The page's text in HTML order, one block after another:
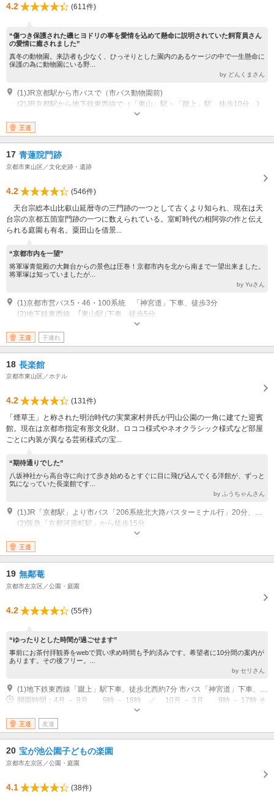
4.2 (611件)
“傷つき保護された磯ヒヨドリの事を愛情を込めて懸命に説明されていた飼育員さん
の愛情に癒されました”
真冬の動物園。来訪者も少なく、ひっそりとした園内のあるケージの中で一生懸命に
保護の為に動物園にいる野...
by どんくまさん
(1)JR京都駅から市バスで（市バス動物園前)
(2)JR京都駅から地下鉄東西線で（「東山」駅・「蹴上」駅 徒歩10分．)
公開：9:00～17:00 (12月1日～2月末日16:30) 入園は30分前まで． 休業：月
12月28日～1月3日 月曜日が祝日の場合は翌日休業．
王道
17 青蓮院門跡
京都市東山区／文化史跡・遺跡
4.2
(546件)
天台宗総本山比叡山延暦寺の三門跡の一つとして古くより知られ、現在は天
台宗の京都五箇室門跡の一つに数えられている。室町時代の相阿弥の作と伝え
られる庭園も有名。粟田山を借景...
“京都市内を一望”
将軍塚青龍殿の大舞台からの景色は圧巻！京都市内を北から南まで一望出来ました。
将軍塚は知っていましたが...
by Yuさん
(1)京都市営バス5・46・100系統 「神宮道」下車、徒歩3分
(2)地下鉄東西線 ｢東山駅｣下車、徒歩5分
拝観時間：9：00～17：00（16：30受付終了） その他：春・秋に夜間ラ
イトアップを開催しています。
王道 子連れ
18 長楽館
京都市東山区／ホテル
4.2
(131件)
「煙草王」と称された明治時代の実業家村井氏が円山公園の一角に建てた迎賓
館。現在は京都市指定有形文化財。ロココ様式やネオクラシック様式など部屋
ごとに内装が異なる芸術様式の宝...
“期待通りでした”
八坂神社から高台寺に向けて歩き始めるとすぐに目に飛び込んでくる洋館が、ずっと
気になっていた長楽館です...
by ふうちゃんさん
(1)JR「京都駅」より市バス「206系統北大路バスターミナル行」20分、「祇園」より徒歩5分
(2)阪急「京都河原町駅」から徒歩15分
営業時間：カフェ 11:00～18:30（18:00.LO）、レストラン 11:30～
14:00(最終入店時間) / 17:30～19:30(最終入店時間) 休業日：カフェ：月1回
不定休 レストラン：火曜・月1回不定休
王道
19 無鄰菴
京都市左京区／公園・庭園
4.2 (55件)
“ゆったりとした時間が過ごせます”
事前にお茶付拝観券をwebで買い求め時間も予約済みです。希望者に10分間の案内が
あります。その後フリー。...
by セリさん
(1)地下鉄東西線「蹴上」駅下車、徒歩北西約7分 市バス「神宮道」下車、北東徒歩約10分
開園時間：4月 － 9月 9時 － 18時 ／ 10月 － 3月 9時 － 17時 そ
の他：※最終入場は、閉場時間の30分前まで 休園：12月29日～12月31日
王道 友達
20 宝が池公園子どもの楽園
京都市左京区／公園・庭園
4.1 (38件)